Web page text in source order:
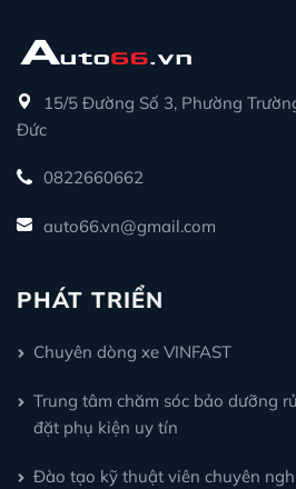
15/5 Đường Số 3, Phường
Đức
0822660662
auto66.vn@gmail.com
PHÁT TRIỂN
Chuyên dòng xe VINFAST
Trung tâm chăm sóc bảo dưỡng
đặt phụ kiện uy tín
Đào tạo kỹ thuật viên chuyên